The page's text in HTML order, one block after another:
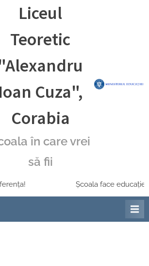
Liceul
Teoretic
Ioan Cuza",
Corabia
în care vrei
să fii
Școala face educație